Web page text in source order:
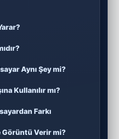
Aynı Şey mi?
Kullanılır mı?
Farkı
Görüntü Verir mi?